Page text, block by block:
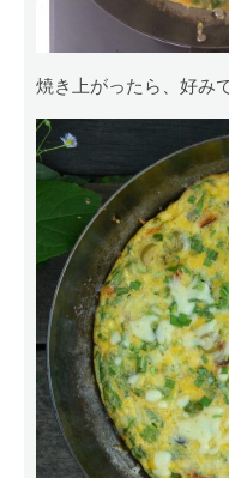
焼き上がったら、好み